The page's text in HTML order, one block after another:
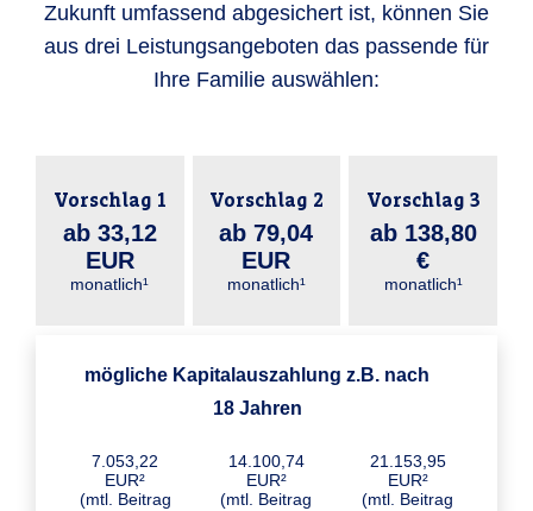
Zukunft umfassend abgesichert ist, können Sie
aus drei Leistungsangeboten das passende für
Ihre Familie auswählen:
Vorschlag 1
ab 33,12
EUR
monatlich¹
Vorschlag 2
ab 79,04
EUR
monatlich¹
Vorschlag 3
ab 138,80
€
monatlich¹
mögliche Kapitalauszahlung z.B. nach
18 Jahren
7.053,22
EUR²
(mtl. Beitrag
14.100,74
EUR²
(mtl. Beitrag
21.153,95
EUR²
(mtl. Beitrag